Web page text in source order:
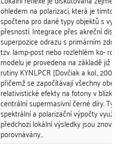
ohledem na polarizaci, která je tímto
spočtena pro dané typy objektů s
přesností. Integrace přes akreční disk
superpozice odrazu s primárním
tzv. lamp-post nebo rozlehlém ko-
modelu je provedena na základě již
rutiny KYNLPCR [Dovčiak a kol., 2004,
přičemž se započítávají všechny
relativistické efekty na fotony v
centrální supermasivní černé díry.
spektrální a polarizační výpočty
předchozí lokální výsledky jsou znovu
porovnávány...